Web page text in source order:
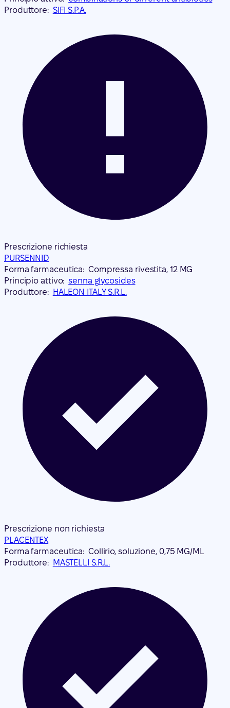
Produttore: SIFI S.P.A.
Prescrizione richiesta
PURSENNID
Forma farmaceutica: Compressa rivestita, 12 MG
Principio attivo: senna glycosides
Produttore: HALEON ITALY S.R.L.
Prescrizione non richiesta
PLACENTEX
Forma farmaceutica: Collirio, soluzione, 0,75 MG/ML
Produttore: MASTELLI S.R.L.